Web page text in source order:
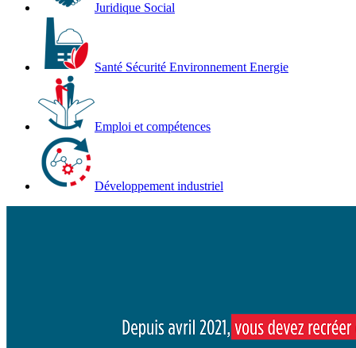
Juridique Social
Santé Sécurité Environnement Energie
Emploi et compétences
Développement industriel